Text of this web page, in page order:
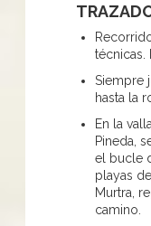
técnicas.
Siempre
hasta la
En la
Pineda,
el bucle
playas
Murtra,
camino.